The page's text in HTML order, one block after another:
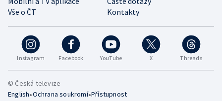
Instagram Facebook YouTube X Threads
Vše o ČT
Kontakty
© Česká televize
English•Ochrana soukromí•Přístupnost